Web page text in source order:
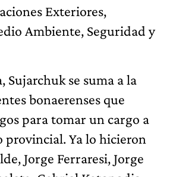
Exteriores,
Ambiente, Seguridad y
Sujarchuk se suma a la
bonaerenses que
para tomar un cargo a
provincial. Ya lo hicieron
Jorge Ferraresi, Jorge